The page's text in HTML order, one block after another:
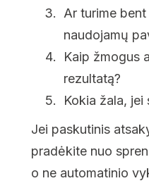
Ar turime
naudojamų
Kaip žmogus
rezultatą?
Kokia žala, jei
Jei paskutinis
pradėkite nuo
o ne automatinio